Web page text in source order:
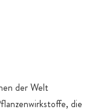
der Welt
die